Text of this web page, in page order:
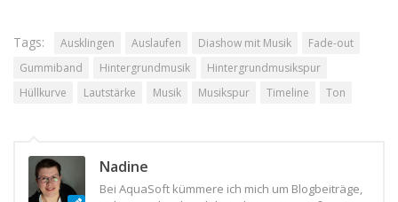
Tags: Ausklingen Auslaufen Diashow mit Musik
Fade-out
Gummiband
Hintergrundmusik
Hintergrundmusikspur
Hüllkurve
Lautstärke Musik Musikspur Timeline Ton
Nadine
Bei AquaSoft kümmere ich mich um Blogbeiträge,